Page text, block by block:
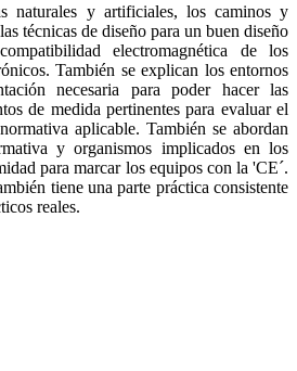
naturales y artificiales, los caminos y
técnicas de diseño para un buen diseño
electromagnética de los
También se explican los entornos
necesaria para poder hacer las
de medida pertinentes para evaluar el
aplicable. También se abordan
y organismos implicados en los
para marcar los equipos con la 'CE´.
tiene una parte práctica consistente
reales.